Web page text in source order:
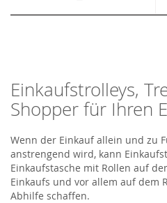
Einkaufstrolleys,
Shopper für Ihren
Wenn der Einkauf allein und zu
anstrengend wird, kann
Einkaufstasche mit Rollen auf
Einkaufs und vor allem auf dem
Abhilfe schaffen.